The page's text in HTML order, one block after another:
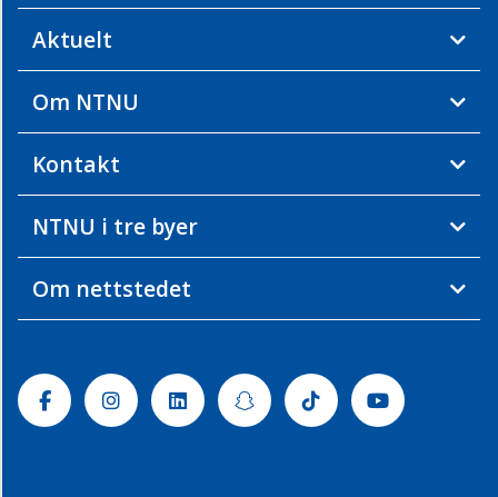
Aktuelt
Om NTNU
Kontakt
NTNU i tre byer
Om nettstedet
FacebookInstagramLinkedinSnapchatTiktok Youtube